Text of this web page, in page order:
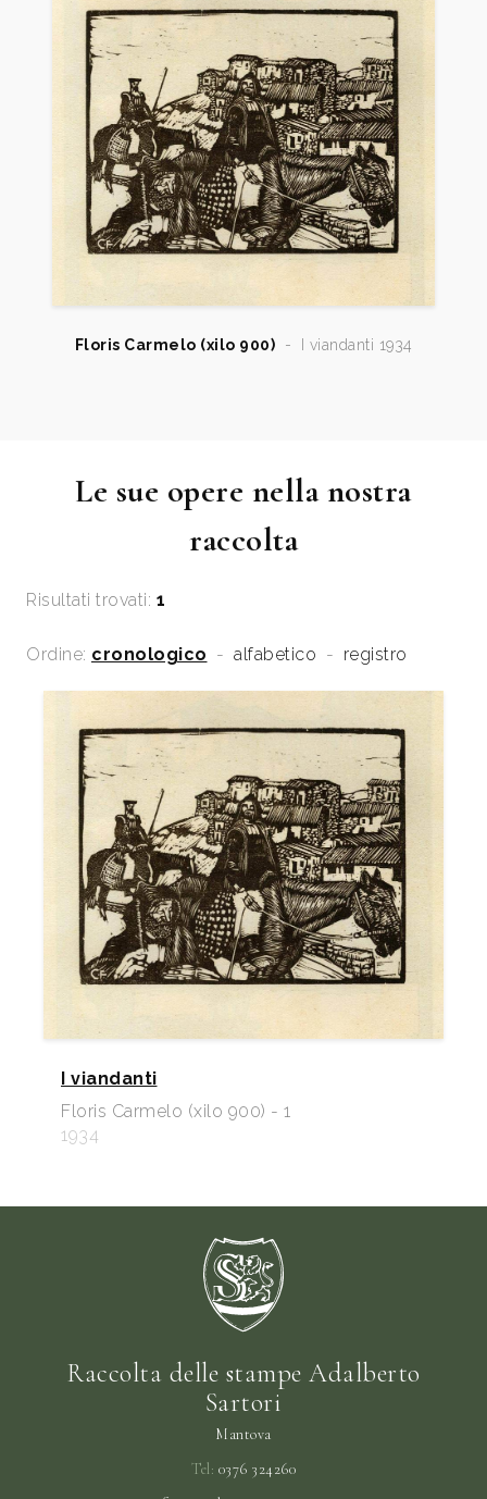
del Liocorno, ad vocem
Primo Pantoli, Incidere e stampare da soli,…, CUEC
edizioni, Cagliari. p. 157.
La collezione Nicola Valle Incisori sardi del
Novecento, testi di Maria Grazia Scano Naitza,
catalogo mostra, Comune di Cagliari, pp. 76/84,
184/195.
Alida Moltedo Mapelli, a cura, Paesaggio Urbano.
Boccioni a Vespignani, Roma, Artemide Edizioni,
pp. 226, 228, 236.
Floris Carmelo (xilo 900) - I viandanti 1934
Le sue opere nella nostra
raccolta
Risultati trovati: 1
Ordine: cronologico - alfabetico - registro
I viandanti
Floris Carmelo (xilo 900) - 1
1934
Raccolta delle stampe Adalberto
Sartori
Mantova
Tel: 0376 324260